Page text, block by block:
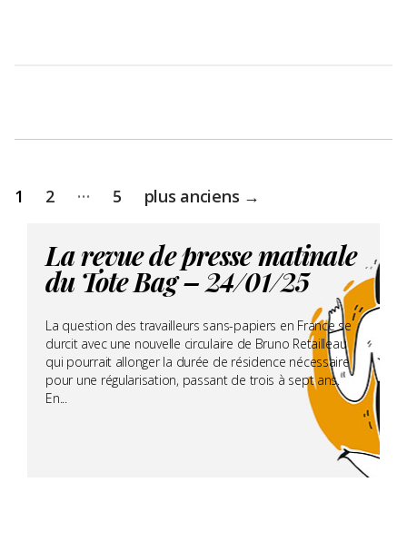
Pagination
des
publications
1 2 … 5 plus anciens →
La revue de presse matinale
du Tote Bag – 24/01/25
La question des travailleurs sans-papiers en France se
durcit avec une nouvelle circulaire de Bruno Retailleau
qui pourrait allonger la durée de résidence nécessaire
pour une régularisation, passant de trois à sept ans.
En...